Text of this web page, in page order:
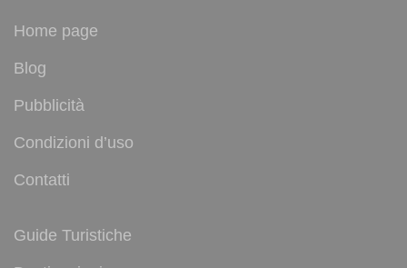
Home page
Blog
Pubblicità
Condizioni d’uso
Contatti
Guide Turistiche